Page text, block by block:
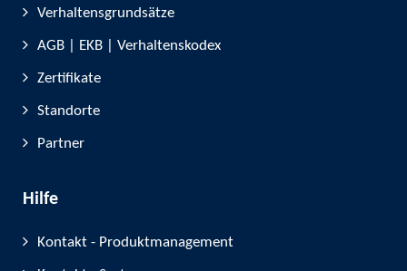
Verhaltensgrundsätze
AGB | EKB | Verhaltenskodex
Zertifikate
Standorte
Partner
Hilfe
Kontakt - Produktmanagement